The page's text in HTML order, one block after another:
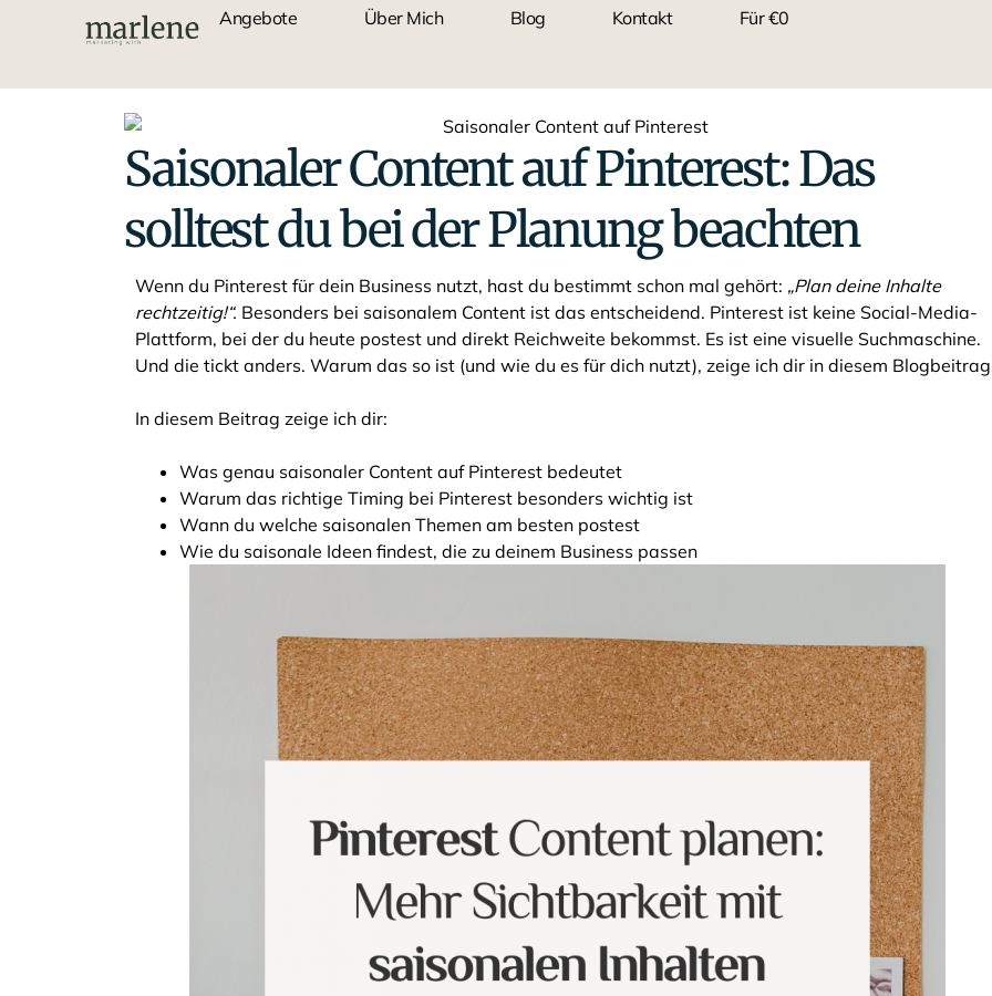
Angebote Über Mich Blog Kontakt Für €0
Saisonaler Content auf Pinterest: Das
solltest du bei der Planung beachten
Wenn du Pinterest für dein Business nutzt, hast du bestimmt schon mal gehört: „Plan deine Inhalte
rechtzeitig!“. Besonders bei saisonalem Content ist das entscheidend. Pinterest ist keine Social-Media-
Plattform, bei der du heute postest und direkt Reichweite bekommst. Es ist eine visuelle Suchmaschine.
Und die tickt anders. Warum das so ist (und wie du es für dich nutzt), zeige ich dir in diesem
In diesem Beitrag zeige ich dir:
Was genau saisonaler Content auf Pinterest bedeutet
Warum das richtige Timing bei Pinterest besonders wichtig ist
Wann du welche saisonalen Themen am besten postest
Wie du saisonale Ideen findest, die zu deinem Business passen